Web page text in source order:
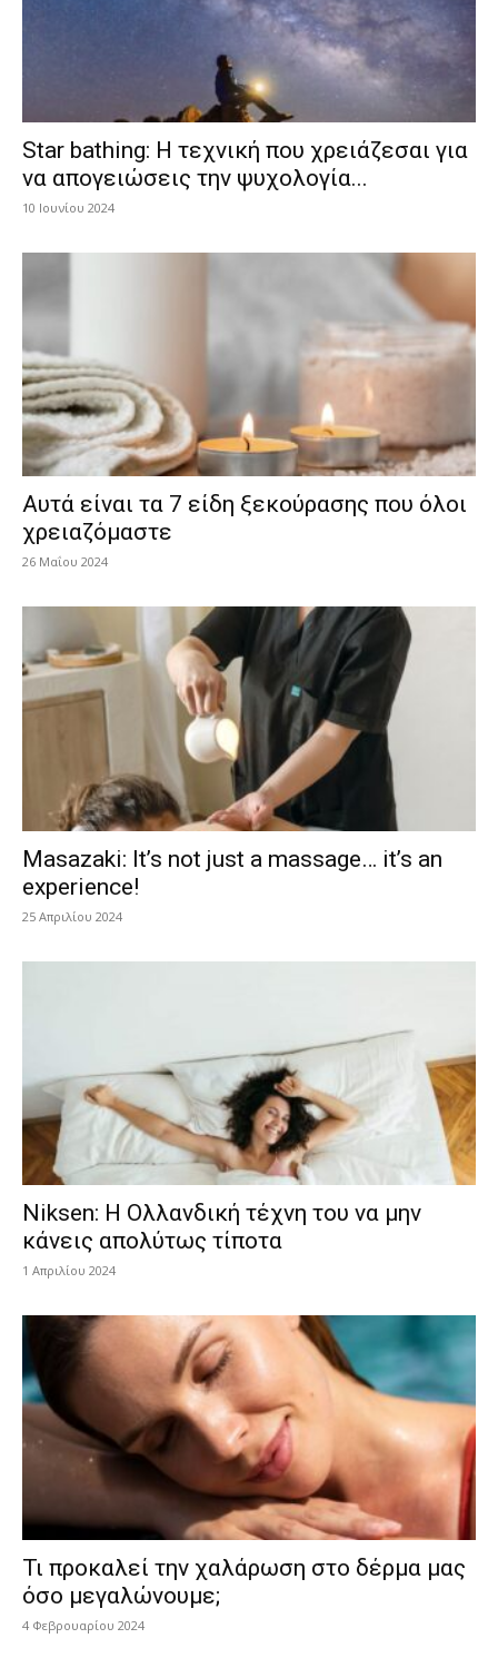
Star bathing: Η τεχνική που χρειάζεσαι για
να απογειώσεις την ψυχολογία...
10 Ιουνίου 2024
Αυτά είναι τα 7 είδη ξεκούρασης που όλοι
χρειαζόμαστε
26 Μαΐου 2024
Masazaki: It’s not just a massage… it’s an
experience!
25 Απριλίου 2024
Niksen: Η Ολλανδική τέχνη του να μην
κάνεις απολύτως τίποτα
1 Απριλίου 2024
Τι προκαλεί την χαλάρωση στο δέρμα μας
όσο μεγαλώνουμε;
4 Φεβρουαρίου 2024